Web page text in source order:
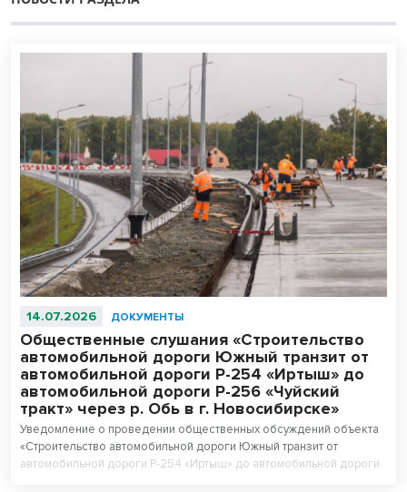
14.07.2026 ДОКУМЕНТЫ
Общественные слушания «Строительство
автомобильной дороги Южный транзит от
автомобильной дороги Р-254 «Иртыш» до
автомобильной дороги Р-256 «Чуйский
тракт» через р. Обь в г. Новосибирске»
Уведомление о проведении общественных обсуждений объекта
«Строительство автомобильной дороги Южный транзит от
автомобильной дороги Р-254 «Иртыш» до автомобильной дороги